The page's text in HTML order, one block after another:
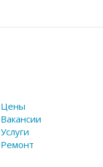
Цены
Вакансии
Услуги
Ремонт